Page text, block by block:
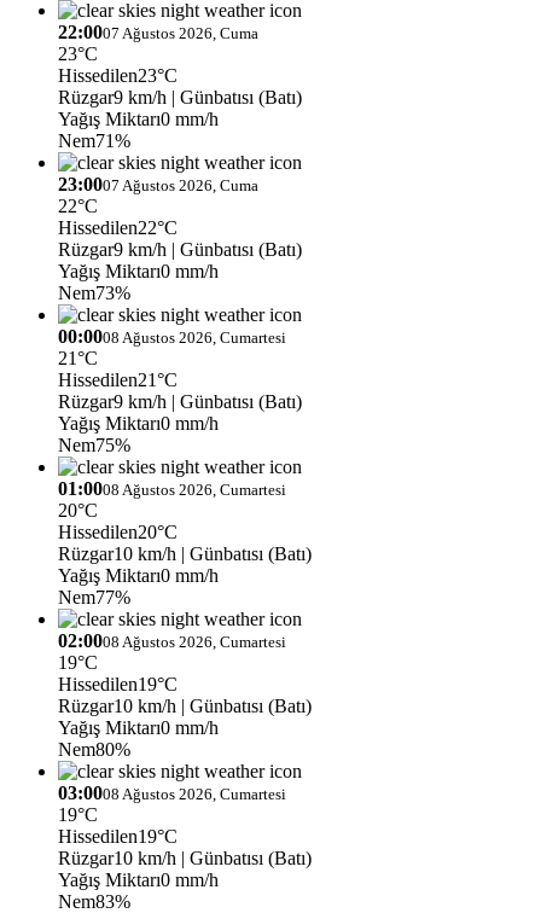
22:0007 Ağustos 2026, Cuma
23°C
Hissedilen23°C
Rüzgar9 km/h | Günbatısı (Batı)
Yağış Miktarı0 mm/h
Nem71%
23:0007 Ağustos 2026, Cuma
22°C
Hissedilen22°C
Rüzgar9 km/h | Günbatısı (Batı)
Yağış Miktarı0 mm/h
Nem73%
00:0008 Ağustos 2026, Cumartesi
21°C
Hissedilen21°C
Rüzgar9 km/h | Günbatısı (Batı)
Yağış Miktarı0 mm/h
Nem75%
01:0008 Ağustos 2026, Cumartesi
20°C
Hissedilen20°C
Rüzgar10 km/h | Günbatısı (Batı)
Yağış Miktarı0 mm/h
Nem77%
02:0008 Ağustos 2026, Cumartesi
19°C
Hissedilen19°C
Rüzgar10 km/h | Günbatısı (Batı)
Yağış Miktarı0 mm/h
Nem80%
03:0008 Ağustos 2026, Cumartesi
19°C
Hissedilen19°C
Rüzgar10 km/h | Günbatısı (Batı)
Yağış Miktarı0 mm/h
Nem83%